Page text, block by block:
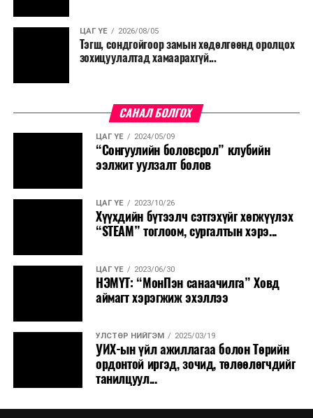
ЦАГ ҮЕ 2026/08/05
Тэгш, сондгойгоор замын хөдөлгөөнд оролцох
зохицуулалтад хамаарахгүй...
САНАЛ БОЛГОХ
ЦАГ ҮЕ 2024/05/09
“Сонгуулийн боловсрол” клубийн
ээлжит уулзалт болов
ЦАГ ҮЕ 2023/10/26
Хүүхдийн бүтээлч сэтгэхүйг хөгжүүлэх
“STEAM” тоглоом, сургалтын хэрэ...
ЦАГ ҮЕ 2023/06/30
НЭМҮТ: “МонПэн санаачилга” Ховд
аймагт хэрэгжиж эхэллээ
УЛСТӨР НИЙГЭМ 2025/03/19
УИХ-ын үйл ажиллагаа болон Төрийн
ордонтой иргэд, зочид, төлөөлөгчдийг
танилцуул...